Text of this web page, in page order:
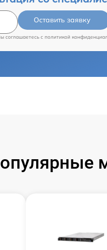
Оставить заявку
соглашаетесь c политикой